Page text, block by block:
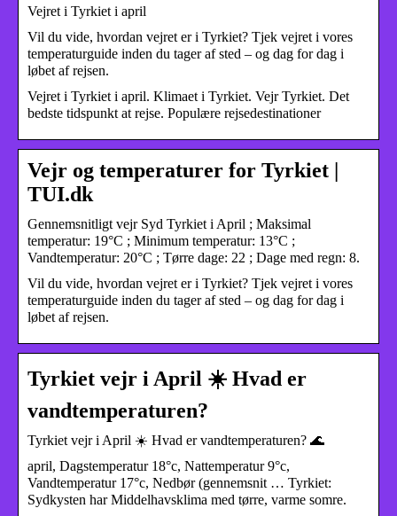
Vejret i Tyrkiet i april
Vil du vide, hvordan vejret er i Tyrkiet? Tjek vejret i vores
temperaturguide inden du tager af sted – og dag for dag i
løbet af rejsen.
Vejret i Tyrkiet i april. Klimaet i Tyrkiet. Vejr Tyrkiet. Det
bedste tidspunkt at rejse. Populære rejsedestinationer
Vejr og temperaturer for Tyrkiet |
TUI.dk
Gennemsnitligt vejr Syd Tyrkiet i April ; Maksimal
temperatur: 19°C ; Minimum temperatur: 13°C ;
Vandtemperatur: 20°C ; Tørre dage: 22 ; Dage med regn: 8.
Vil du vide, hvordan vejret er i Tyrkiet? Tjek vejret i vores
temperaturguide inden du tager af sted – og dag for dag i
løbet af rejsen.
Tyrkiet vejr i April ☀️ Hvad er
vandtemperaturen?
Tyrkiet vejr i April ☀️ Hvad er vandtemperaturen? 🌊
april, Dagstemperatur 18°c, Nattemperatur 9°c,
Vandtemperatur 17°c, Nedbør (gennemsnit … Tyrkiet:
Sydkysten har Middelhavsklima med tørre, varme somre.